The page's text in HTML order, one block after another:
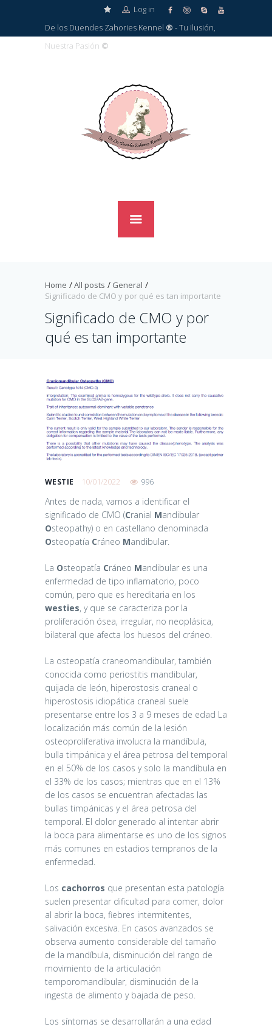
Log in
De los Duendes Zahories Kennel ® - Tu Ilusión,
Nuestra Pasión ©
Home All posts
General
Significado de CMO y por qué es tan importante
Significado de CMO y por
qué es tan importante
WESTIE 10/01/2022 996
Antes de nada, vamos a identificar el
significado de CMO (Cranial Mandibular
Osteopathy) o en castellano denominada
Osteopatía Cráneo Mandibular.
La Osteopatía Cráneo Mandibular es una
enfermedad de tipo inflamatorio, poco
común, pero que es hereditaria en los
westies, y que se caracteriza por la
proliferación ósea, irregular, no neoplásica,
bilateral que afecta los huesos del cráneo.
La osteopatía craneomandibular, también
conocida como periostitis mandibular,
quijada de león, hiperostosis craneal o
hiperostosis idiopática craneal suele
presentarse entre los 3 a 9 meses de edad La
localización más común de la lesión
osteoproliferativa involucra la mandíbula,
bulla timpánica y el área petrosa del temporal
en el 50% de los casos y solo la mandíbula en
el 33% de los casos; mientras que en el 13%
de los casos se encuentran afectadas las
bullas timpánicas y el área petrosa del
temporal. El dolor generado al intentar abrir
la boca para alimentarse es uno de los signos
más comunes en estadios tempranos de la
enfermedad.
Los cachorros que presentan esta patología
suelen presentar dificultad para comer, dolor
al abrir la boca, fiebres intermitentes,
salivación excesiva. En casos avanzados se
observa aumento considerable del tamaño
de la mandíbula, disminución del rango de
movimiento de la articulación
temporomandibular, disminución de la
ingesta de alimento y bajada de peso.
Los síntomas se desarrollarán a una edad